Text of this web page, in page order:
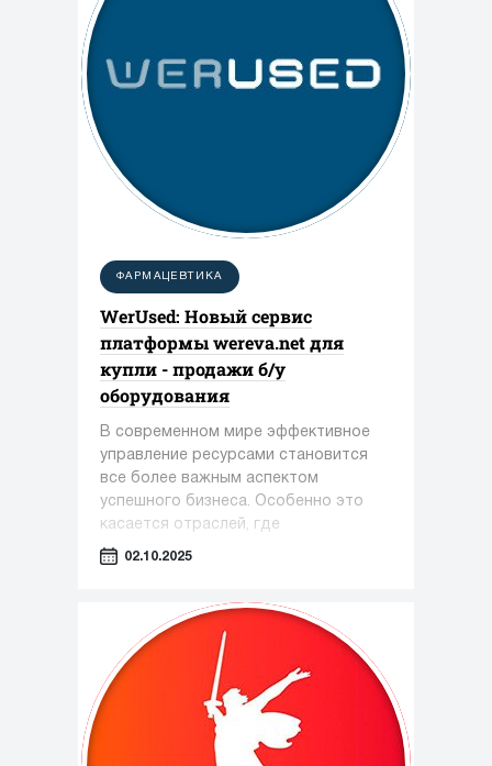
ФАРМАЦЕВТИКА
WerUsed: Новый сервис
платформы wereva.net для
купли - продажи б/у
оборудования
В современном мире эффективное
управление ресурсами становится
все более важным аспектом
успешного бизнеса. Особенно это
касается отраслей, где
оборудование играет ключевую роль
промышленность.
02.10.2025